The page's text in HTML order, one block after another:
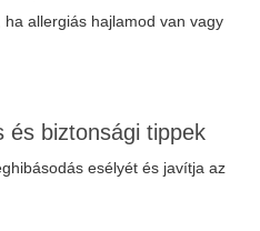
allergiás hajlamod van vagy
és biztonsági tippek
esélyét és javítja az